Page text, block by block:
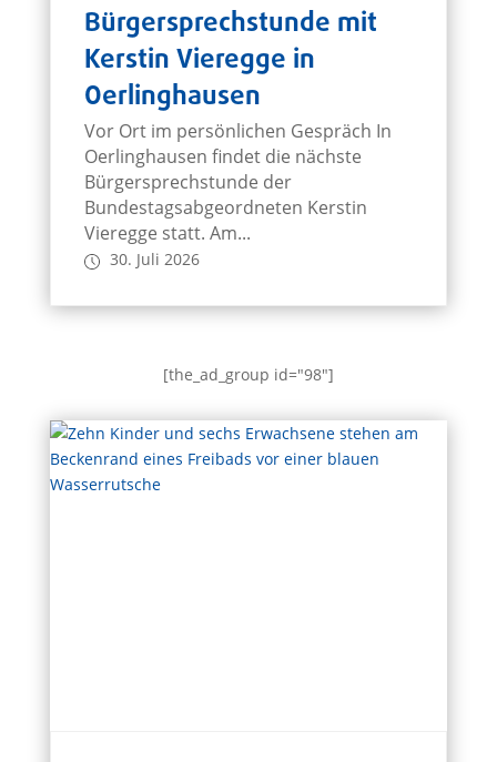
Bürgersprechstunde mit
Kerstin Vieregge in
Oerlinghausen
Vor Ort im persönlichen Gespräch In
Oerlinghausen findet die nächste
Bürgersprechstunde der
Bundestagsabgeordneten Kerstin
Vieregge statt. Am...
30. Juli 2026
[the_ad_group id="98"]